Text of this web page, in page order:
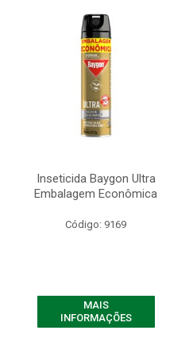
Inseticida Baygon Ultra
Embalagem Econômica
Código: 9169
MAIS
INFORMAÇÕES